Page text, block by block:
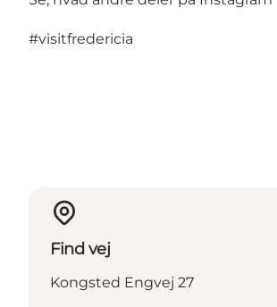
#visitfredericia
Find vej
Kongsted Engvej 27